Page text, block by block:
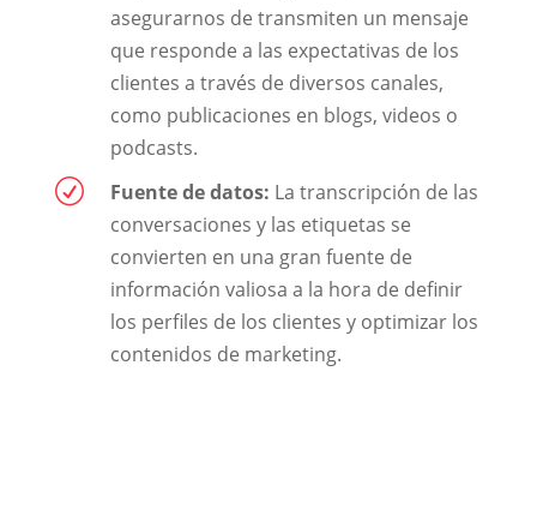
asegurarnos de transmiten un mensaje
que responde a las expectativas de los
clientes a través de diversos canales,
como publicaciones en blogs, videos o
podcasts.
R Fuente de datos: La transcripción de las
conversaciones y las etiquetas se
convierten en una gran fuente de
información valiosa a la hora de definir
los perfiles de los clientes y optimizar los
contenidos de marketing.